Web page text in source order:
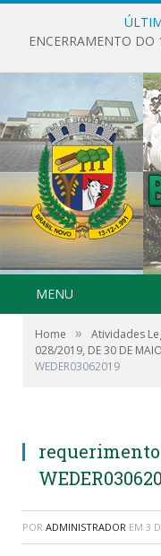
ENCERRAMENTO DO
MENU
Home » Atividades
028/2019, DE 30 DE
WEDER03062019
requerimento
POR ADMINISTRADOR EM 3